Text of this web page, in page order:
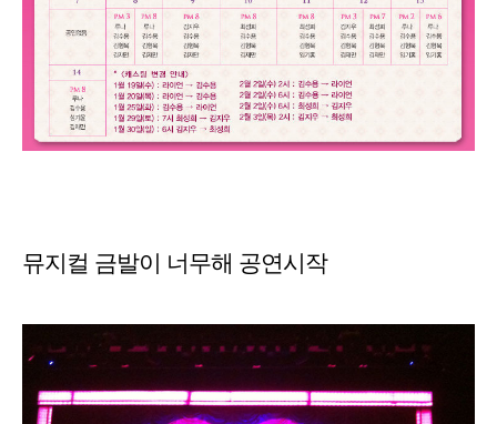
뮤지컬 금발이 너무해 공연시작